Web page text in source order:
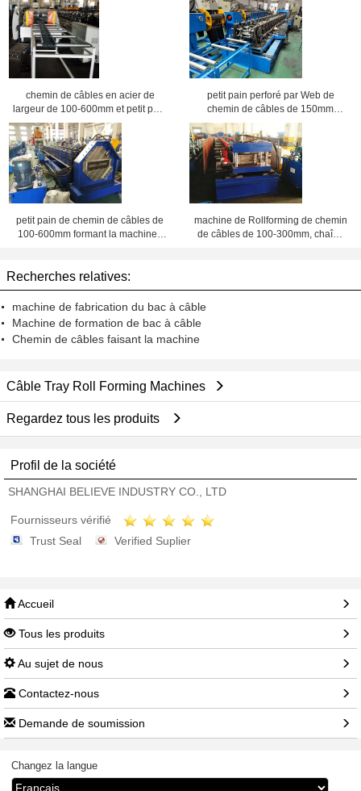
chemin de câbles en acier de
largeur de 100-600mm et petit pain
perforés de chaîne câblée formant
la machine
petit pain perforé par Web de
chemin de câbles de 150mm
300mm formant la machine avec
pré - coupez le dispositif
petit pain de chemin de câbles de
100-600mm formant la machine ;
machine de Rollforming de chemin
de câbles de 100-300mm, chaîne
Recherches relatives:
machine de fabrication du bac à câble
Machine de formation de bac à câble
Chemin de câbles faisant la machine
Câble Tray Roll Forming Machines
Regardez tous les produits
Profil de la société
SHANGHAI BELIEVE INDUSTRY CO., LTD
Fournisseurs vérifié
Trust Seal
Verified Suplier
Accueil
Tous les produits
Au sujet de nous
Contactez-nous
Demande de soumission
Changez la langue